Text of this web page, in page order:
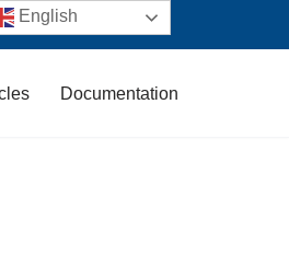
Documentation
English